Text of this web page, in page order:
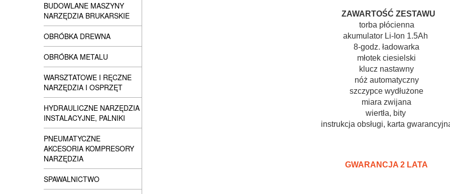
BUDOWLANE MASZYNY
NARZĘDZIA BRUKARSKIE
OBRÓBKA DREWNA
OBRÓBKA METALU
WARSZTATOWE I RĘCZNE
NARZĘDZIA I OSPRZĘT
HYDRAULICZNE NARZĘDZIA
INSTALACYJNE, PALNIKI
PNEUMATYCZNE
AKCESORIA KOMPRESORY
NARZĘDZIA
SPAWALNICTWO
ZAWARTOŚĆ ZESTAWU
torba płócienna
akumulator Li-Ion 1.5Ah
8-godz. ładowarka
młotek ciesielski
klucz nastawny
nóż automatyczny
szczypce wydłużone
miara zwijana
wiertła, bity
instrukcja obsługi, karta
GWARANCJA 2 LATA